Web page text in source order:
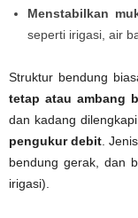
Menstabilkan
seperti irigasi, air
Struktur bendung
tetap atau ambang
dan kadang
pengukur debit .
bendung gerak, dan
irigasi).